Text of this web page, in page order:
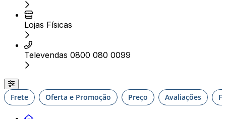
Lojas Físicas
Televendas 0800 080 0099
Frete Oferta e Promoção Preço Avaliações